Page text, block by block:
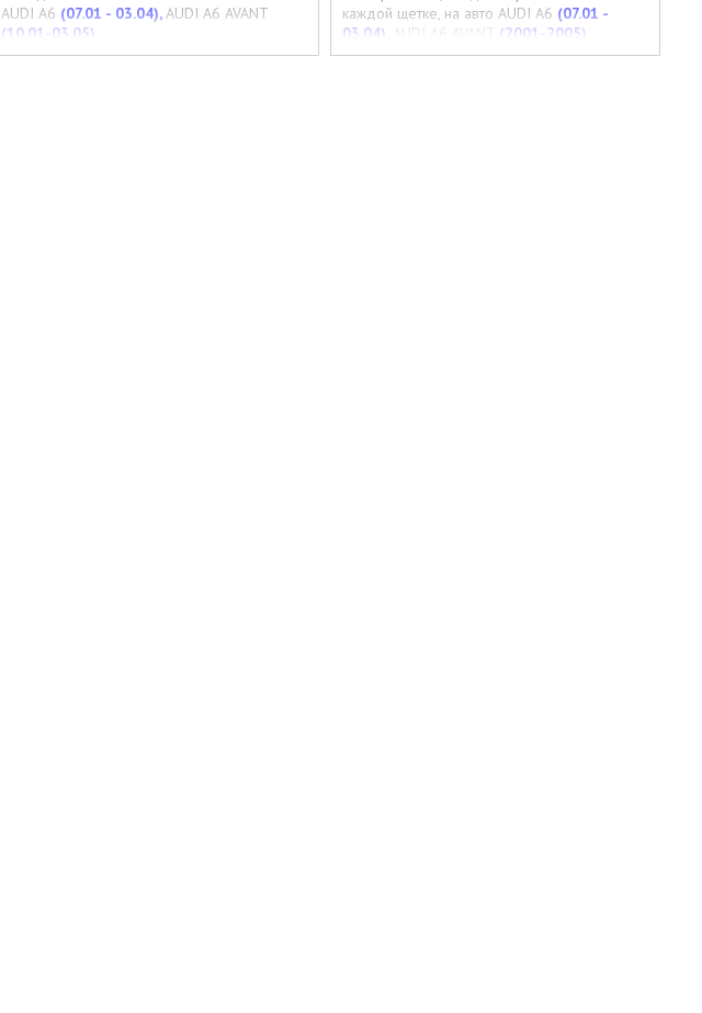
AUDI A6 (07.01 - 03.04),AUDI A6 AVANT
(10.01-03.05)
каждой щетке, на авто AUDI A6 (07.01 -
03.04),
AUDI A6 AVANT (2001-2005)